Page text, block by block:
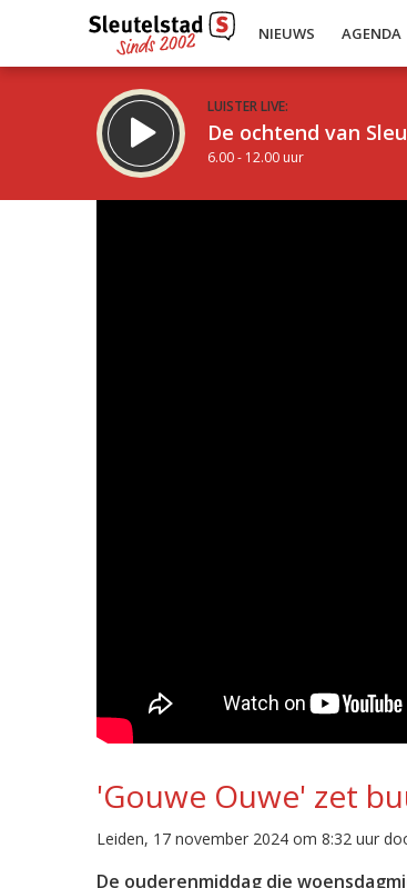
NIEUWS AGENDA
LUISTER LIVE:
De ochtend van
6.00 - 12.00 uur
'Gouwe Ouwe' zet
Leiden, 17 november 2024 om 8:32 uur
De ouderenmiddag die